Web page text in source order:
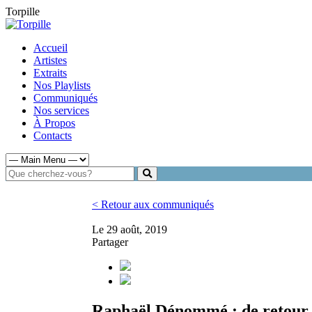
Torpille
Accueil
Artistes
Extraits
Nos Playlists
Communiqués
Nos services
À Propos
Contacts
< Retour aux communiqués
Le 29 août, 2019
Partager